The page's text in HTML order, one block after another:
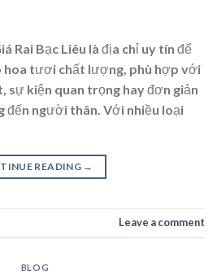
Rai Bạc Liêu là địa chỉ uy tín để
hoa tươi chất lượng, phù hợp với
sự kiện quan trọng hay đơn giản
đến người thân. Với nhiều loại
READING →
Leave a comment
BLOG